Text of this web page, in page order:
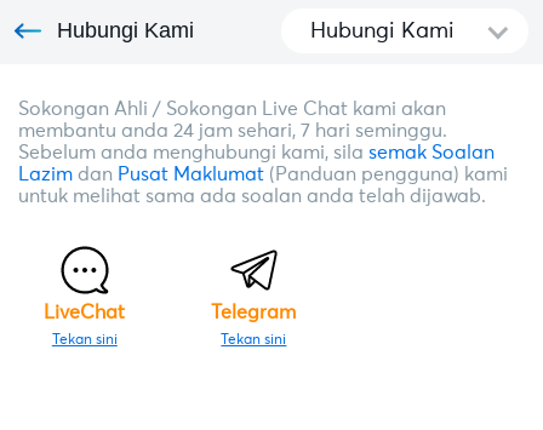
Hubungi Kami Hubungi Kami
Sokongan Ahli / Sokongan Live Chat kami akan
membantu anda 24 jam sehari, 7 hari seminggu.
Sebelum anda menghubungi kami, sila semak Soalan
Lazimdan Pusat Maklumat(Panduan pengguna) kami
untuk melihat sama ada soalan anda telah dijawab.
LiveChat
Tekan sini
Telegram
Tekan sini